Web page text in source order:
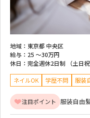
地域： 東京都 中央区
給与： 25 ～30万円
休日： 完全週休2日制 （土日祝
ネイルOK 学歴不問 服装
注目ポイント 服装自由